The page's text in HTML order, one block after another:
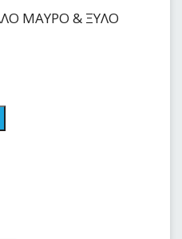
MAΥΡΟ & ΞΥΛΟ